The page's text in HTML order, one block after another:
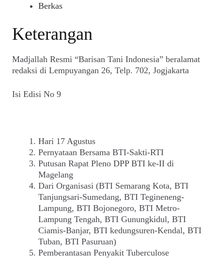
Berkas
Keterangan
Madjallah Resmi “Barisan Tani Indonesia” beralamat
redaksi di Lempuyangan 26, Telp. 702, Jogjakarta
Isi Edisi No 9
Hari 17 Agustus
Pernyataan Bersama BTI-Sakti-RTI
Putusan Rapat Pleno DPP BTI ke-II di
Magelang
Dari Organisasi (BTI Semarang Kota, BTI
Tanjungsari-Sumedang, BTI Tegineneng-
Lampung, BTI Bojonegoro, BTI Metro-
Lampung Tengah, BTI Gunungkidul, BTI
Ciamis-Banjar, BTI kedungsuren-Kendal, BTI
Tuban, BTI Pasuruan)
Pemberantasan Penyakit Tuberculose